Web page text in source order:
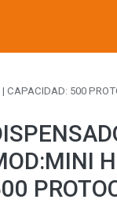
CAPACIDAD: 500